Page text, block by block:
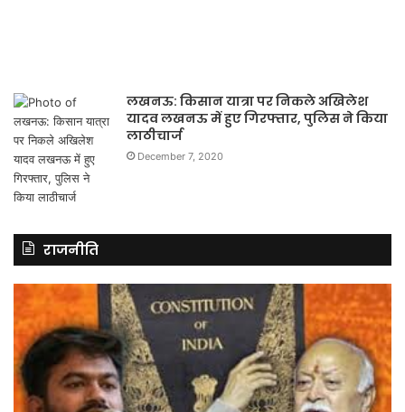
लखनऊ: किसान यात्रा पर निकले अखिलेश
यादव लखनऊ में हुए गिरफ्तार, पुलिस ने किया
लाठीचार्ज
December 7, 2020
राजनीति